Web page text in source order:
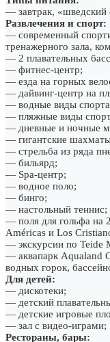
— завтрак, «шведский
Развлечения и спорт:
— современный
тренажерного зала,
— 2 плавательных
— фитнес-центр;
— езда на горных
— дайвинг-центр на
— водные виды
— пляжные виды
— дневные и ночные
— гигантские
— стрельба из ряда
— бильярд;
— Spa-центр;
— водное поло;
— бинго;
— настольный теннис;
— поля для гольфа на
Américas и Los
— экскурсии по Teide
— аквапарк Aqualand
водных горок,
Для детей:
— дискотеки;
— детский
— детские игровые
— зал с видео-играми;
Рестораны, бары: